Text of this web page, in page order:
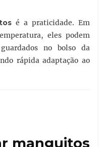
é a praticidade. Em
eles podem
no bolso da
rápida adaptação ao
manguitos